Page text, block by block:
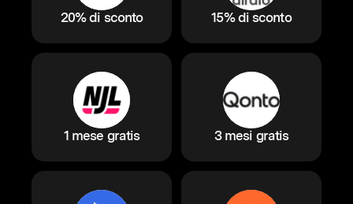
20% di sconto 15% di sconto
1 mese gratis 3 mesi gratis